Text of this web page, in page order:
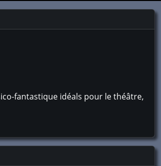
fantastique idéals pour le théâtre,